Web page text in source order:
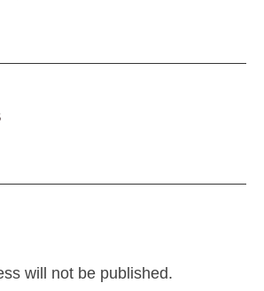
will not be published.